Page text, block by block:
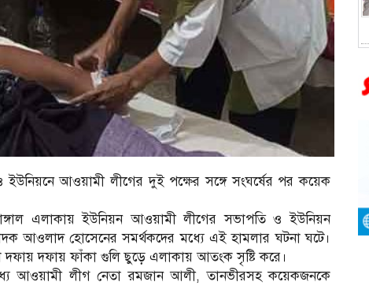
আওয়ামী লীগের দুই পক্ষের সঙ্গে সংঘর্ষের পর কয়েক
এলাকায় ইউনিয়ন আওয়ামী লীগের সভাপতি ও ইউনিয়ন
আওলাদ হোসেনের সমর্থকদের মধ্যে এই হামলার ঘটনা ঘটে।
দফায় ফাঁকা গুলি ছুড়ে এলাকায় আতংক সৃষ্টি করে।
আওয়ামী লীগ নেতা রমজান আলী, তানভীরসহ কয়েকজনকে